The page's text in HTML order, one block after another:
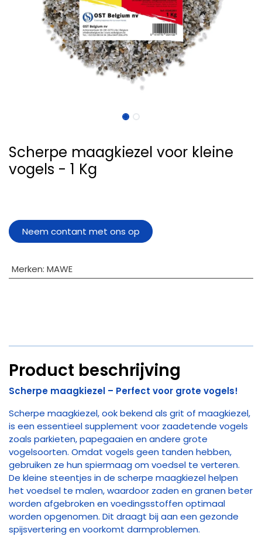
Scherpe maagkiezel voor kleine
vogels - 1 Kg
Neem contant met ons op
Merken: MAWE
Product beschrijving
Scherpe maagkiezel – Perfect voor grote vogels!
Scherpe maagkiezel, ook bekend als grit of maagkiezel,
is een essentieel supplement voor zaadetende vogels
zoals parkieten, papegaaien en andere grote
vogelsoorten. Omdat vogels geen tanden hebben,
gebruiken ze hun spiermaag om voedsel te verteren.
De kleine steentjes in de scherpe maagkiezel helpen
het voedsel te malen, waardoor zaden en granen beter
worden afgebroken en voedingsstoffen optimaal
worden opgenomen. Dit draagt bij aan een gezonde
spijsvertering en voorkomt darmproblemen.